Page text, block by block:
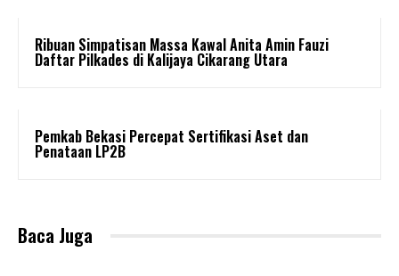
Ribuan Simpatisan Massa Kawal Anita Amin Fauzi
Daftar Pilkades di Kalijaya Cikarang Utara
Pemkab Bekasi Percepat Sertifikasi Aset dan
Penataan LP2B
Baca Juga